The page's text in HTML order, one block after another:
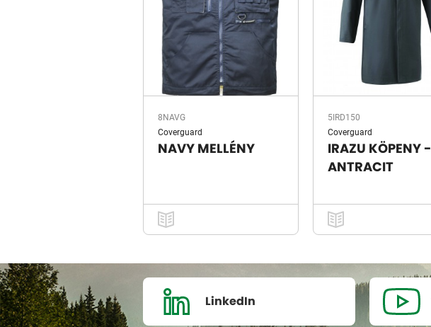
8NAVG
Coverguard
NAVY MELLÉNY
5IRD150
Coverguard
IRAZU KÖPENY -
ANTRACIT
LinkedIn